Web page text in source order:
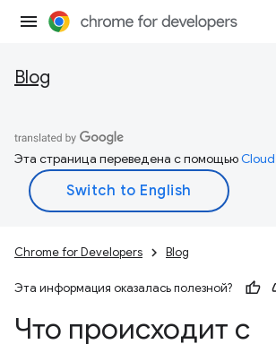
Blog
Эта страница переведена с помощьюCloud
Chrome for Developers Blog
Эта информация оказалась полезной?
Что происходит с